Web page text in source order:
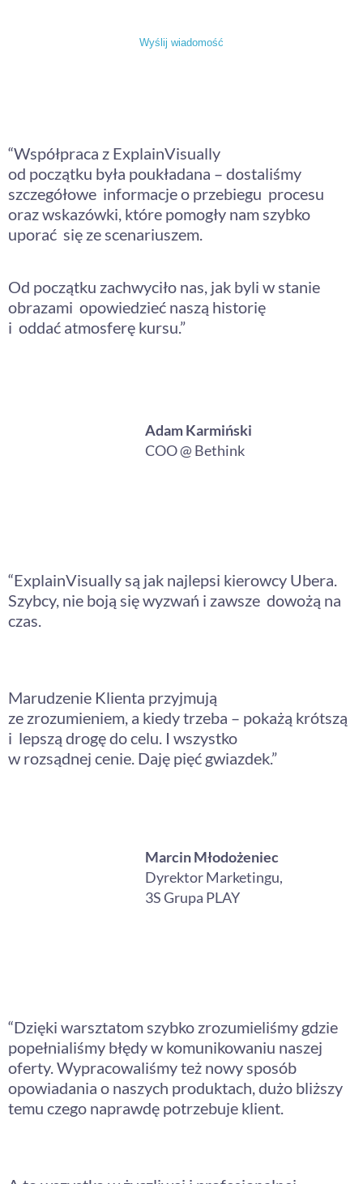
Wyślij wiadomość
“Współpraca z ExplainVisually
od początku była poukładana – dostaliśmy
szczegółowe informacje o przebiegu procesu
oraz wskazówki, które pomogły nam szybko
uporać się ze scenariuszem.
Od początku zachwyciło nas, jak byli w stanie
obrazami opowiedzieć naszą historię
i oddać atmosferę kursu.”
Adam Karmiński
COO @ Bethink
“ExplainVisually są jak najlepsi kierowcy Ubera.
Szybcy, nie boją się wyzwań i zawsze dowożą na
czas.
Marudzenie Klienta przyjmują
ze zrozumieniem, a kiedy trzeba – pokażą krótszą
i lepszą drogę do celu. I wszystko
w rozsądnej cenie. Daję pięć gwiazdek.”
Marcin Młodożeniec
Dyrektor Marketingu,
3S Grupa PLAY
“Dzięki warsztatom szybko zrozumieliśmy gdzie
popełnialiśmy błędy w komunikowaniu naszej
oferty. Wypracowaliśmy też nowy sposób
opowiadania o naszych produktach, dużo bliższy
temu czego naprawdę potrzebuje klient.